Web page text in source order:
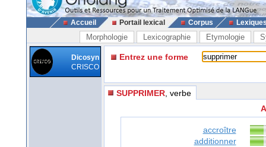
Accueil Portail lexical Corpus
Morphologie Lexicographie Etymologie
Dicosyn
CRISCO
Entrez une forme
SUPPRIMER , verbe
accroître
additionner